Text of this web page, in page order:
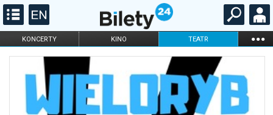
KONCERTY KINO TEATR ...
FILHARMONIA OPERA I BALET
DLA DZIECI
ONLINE KARNETY